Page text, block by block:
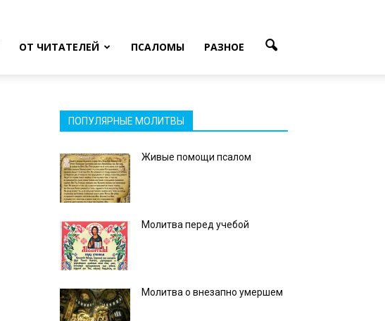
ОТ ЧИТАТЕЛЕЙ ПСАЛОМЫ РАЗНОЕ
ПОПУЛЯРНЫЕ МОЛИТВЫ
Живые помощи псалом
Молитва перед учебой
Молитва о внезапно умершем